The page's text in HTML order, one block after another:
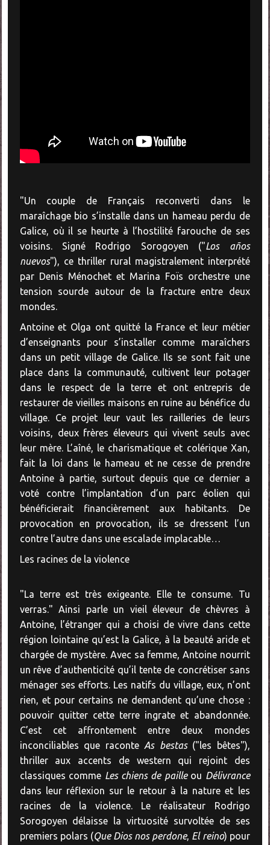
"Un couple de Français reconverti dans le
maraîchage bio s’installe dans un hameau perdu de
Galice, où il se heurte à l’hostilité farouche de ses
voisins. Signé Rodrigo Sorogoyen ("Los años
nuevos"), ce thriller rural magistralement interprété
par Denis Ménochet et Marina Foïs orchestre une
tension sourde autour de la fracture entre deux
mondes.
Antoine et Olga ont quitté la France et leur métier
d’enseignants pour s’installer comme maraîchers
dans un petit village de Galice. Ils se sont fait une
place dans la communauté, cultivent leur potager
dans le respect de la terre et ont entrepris de
restaurer de vieilles maisons en ruine au bénéfice du
village. Ce projet leur vaut les railleries de leurs
voisins, deux frères éleveurs qui vivent seuls avec
leur mère. L’aîné, le charismatique et colérique Xan,
fait la loi dans le hameau et ne cesse de prendre
Antoine à partie, surtout depuis que ce dernier a
voté contre l’implantation d’un parc éolien qui
bénéficierait financièrement aux habitants. De
provocation en provocation, ils se dressent l’un
contre l’autre dans une escalade implacable…
Les racines de la violence
"La terre est très exigeante. Elle te consume. Tu
verras." Ainsi parle un vieil éleveur de chèvres à
Antoine, l’étranger qui a choisi de vivre dans cette
région lointaine qu’est la Galice, à la beauté aride et
chargée de mystère. Avec sa femme, Antoine nourrit
un rêve d’authenticité qu’il tente de concrétiser sans
ménager ses efforts. Les natifs du village, eux, n’ont
rien, et pour certains ne demandent qu’une chose :
pouvoir quitter cette terre ingrate et abandonnée.
C’est cet affrontement entre deux mondes
inconciliables que raconte As bestas("les bêtes"),
thriller aux accents de western qui rejoint des
classiques comme Les chiens de pailleou Délivrance
dans leur réflexion sur le retour à la nature et les
racines de la violence. Le réalisateur Rodrigo
Sorogoyen délaisse la virtuosité survoltée de ses
premiers polars (Que Dios nos perdone, El reino) pour